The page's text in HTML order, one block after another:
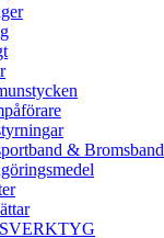
& Bromsband